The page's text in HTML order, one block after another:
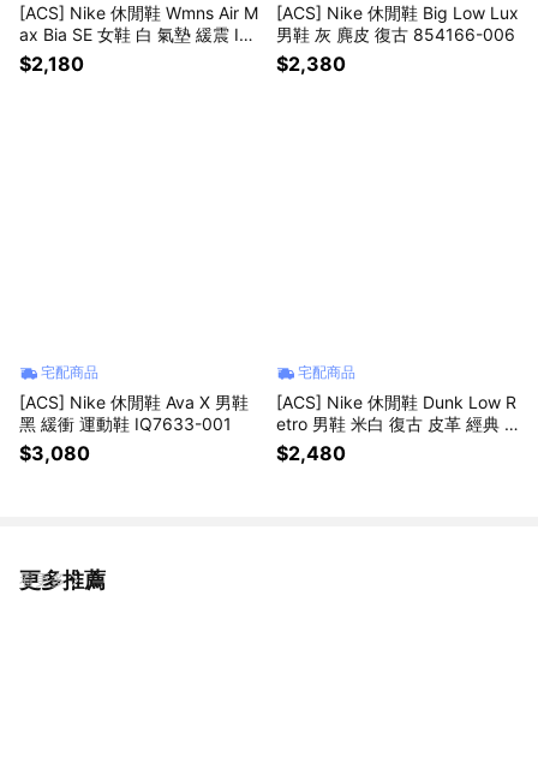
[ACS] Nike 休閒鞋 Wmns Air M
ax Bia SE 女鞋 白 氣墊 緩震 IH4
017-100
$2,180
[ACS] Nike 休閒鞋 Big Low Lux
男鞋 灰 麂皮 復古 854166-006
$2,380
宅配商品
[ACS] Nike 休閒鞋 Ava X 男鞋
黑 緩衝 運動鞋 IQ7633-001
$3,080
宅配商品
[ACS] Nike 休閒鞋 Dunk Low R
etro 男鞋 米白 復古 皮革 經典 H
F5441-008
$2,480
更多推薦
看更多